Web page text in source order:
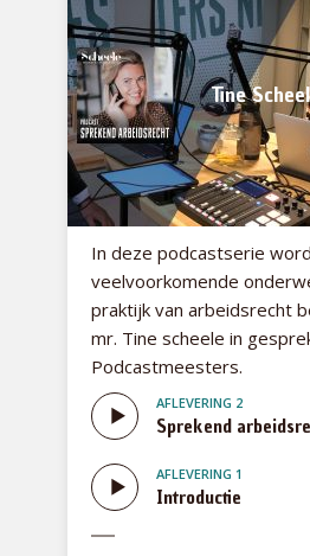
Tine
In deze podcastserie
veelvoorkomende
praktijk van arbeidsrecht
mr. Tine scheele in
Podcastmeesters.
AFLEVERING 2
Sprekend
AFLEVERING 1
Introductie